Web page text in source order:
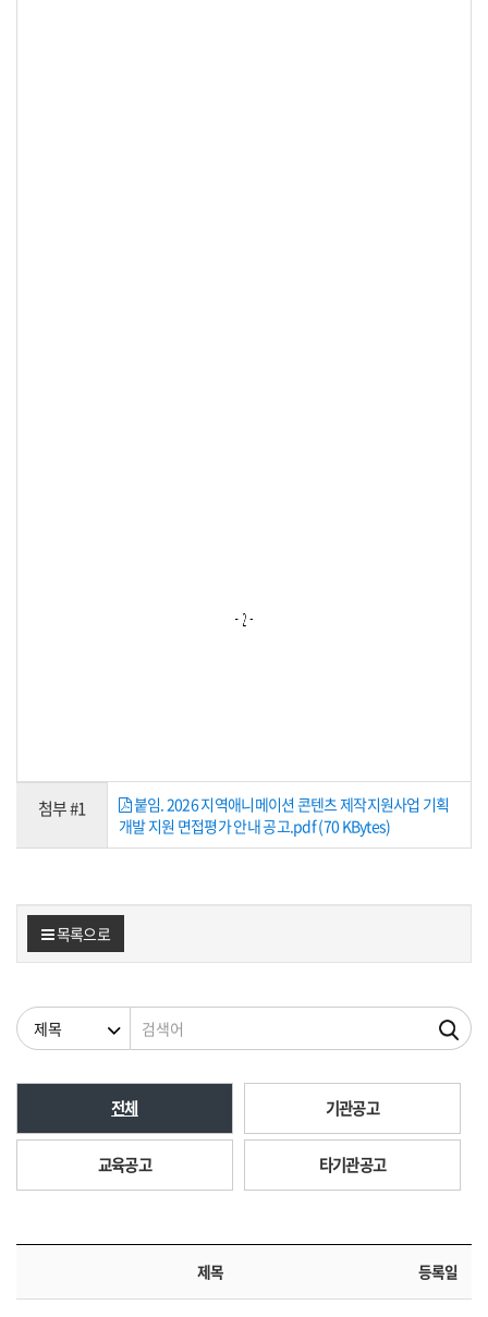
첨부 #1
붙임. 2026 지역애니메이션 콘텐츠 제작지원사업 기획
개발 지원 면접평가 안내 공고.pdf (70 KBytes)
목록으로
검색조건 검색어
전체 기관공고
교육공고 타기관공고
제목 등록일